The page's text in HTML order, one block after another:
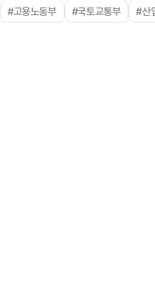
#고용노동부 #국토교통부 #산